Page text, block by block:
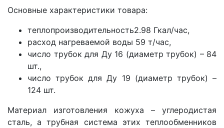
Основные характеристики товара:
теплопроизводительность2.98 Гкал/час,
расход нагреваемой воды 59 т/час,
число трубок для Ду 16 (диаметр трубок) – 84
шт.,
число трубок для Ду 19 (диаметр трубок) –
124 шт.
Материал изготовления кожуха – углеродистая
сталь, а трубная система этих теплообменников